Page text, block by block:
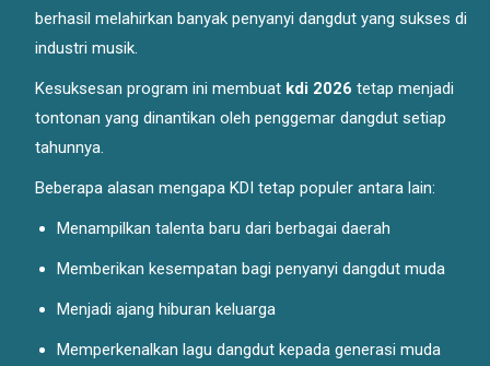
berhasil melahirkan banyak penyanyi dangdut yang sukses di
industri musik.
Kesuksesan program ini membuat kdi 2026 tetap menjadi
tontonan yang dinantikan oleh penggemar dangdut setiap
tahunnya.
Beberapa alasan mengapa KDI tetap populer antara lain:
Menampilkan talenta baru dari berbagai daerah
Memberikan kesempatan bagi penyanyi dangdut muda
Menjadi ajang hiburan keluarga
Memperkenalkan lagu dangdut kepada generasi muda